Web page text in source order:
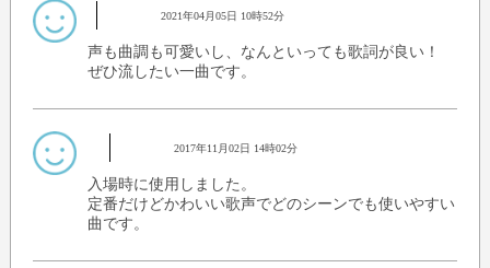
2021年04月05日 10時52分
声も曲調も可愛いし、なんといっても歌詞が良い！
ぜひ流したい一曲です。
2017年11月02日 14時02分
入場時に使用しました。
定番だけどかわいい歌声でどのシーンでも使いやすい
曲です。